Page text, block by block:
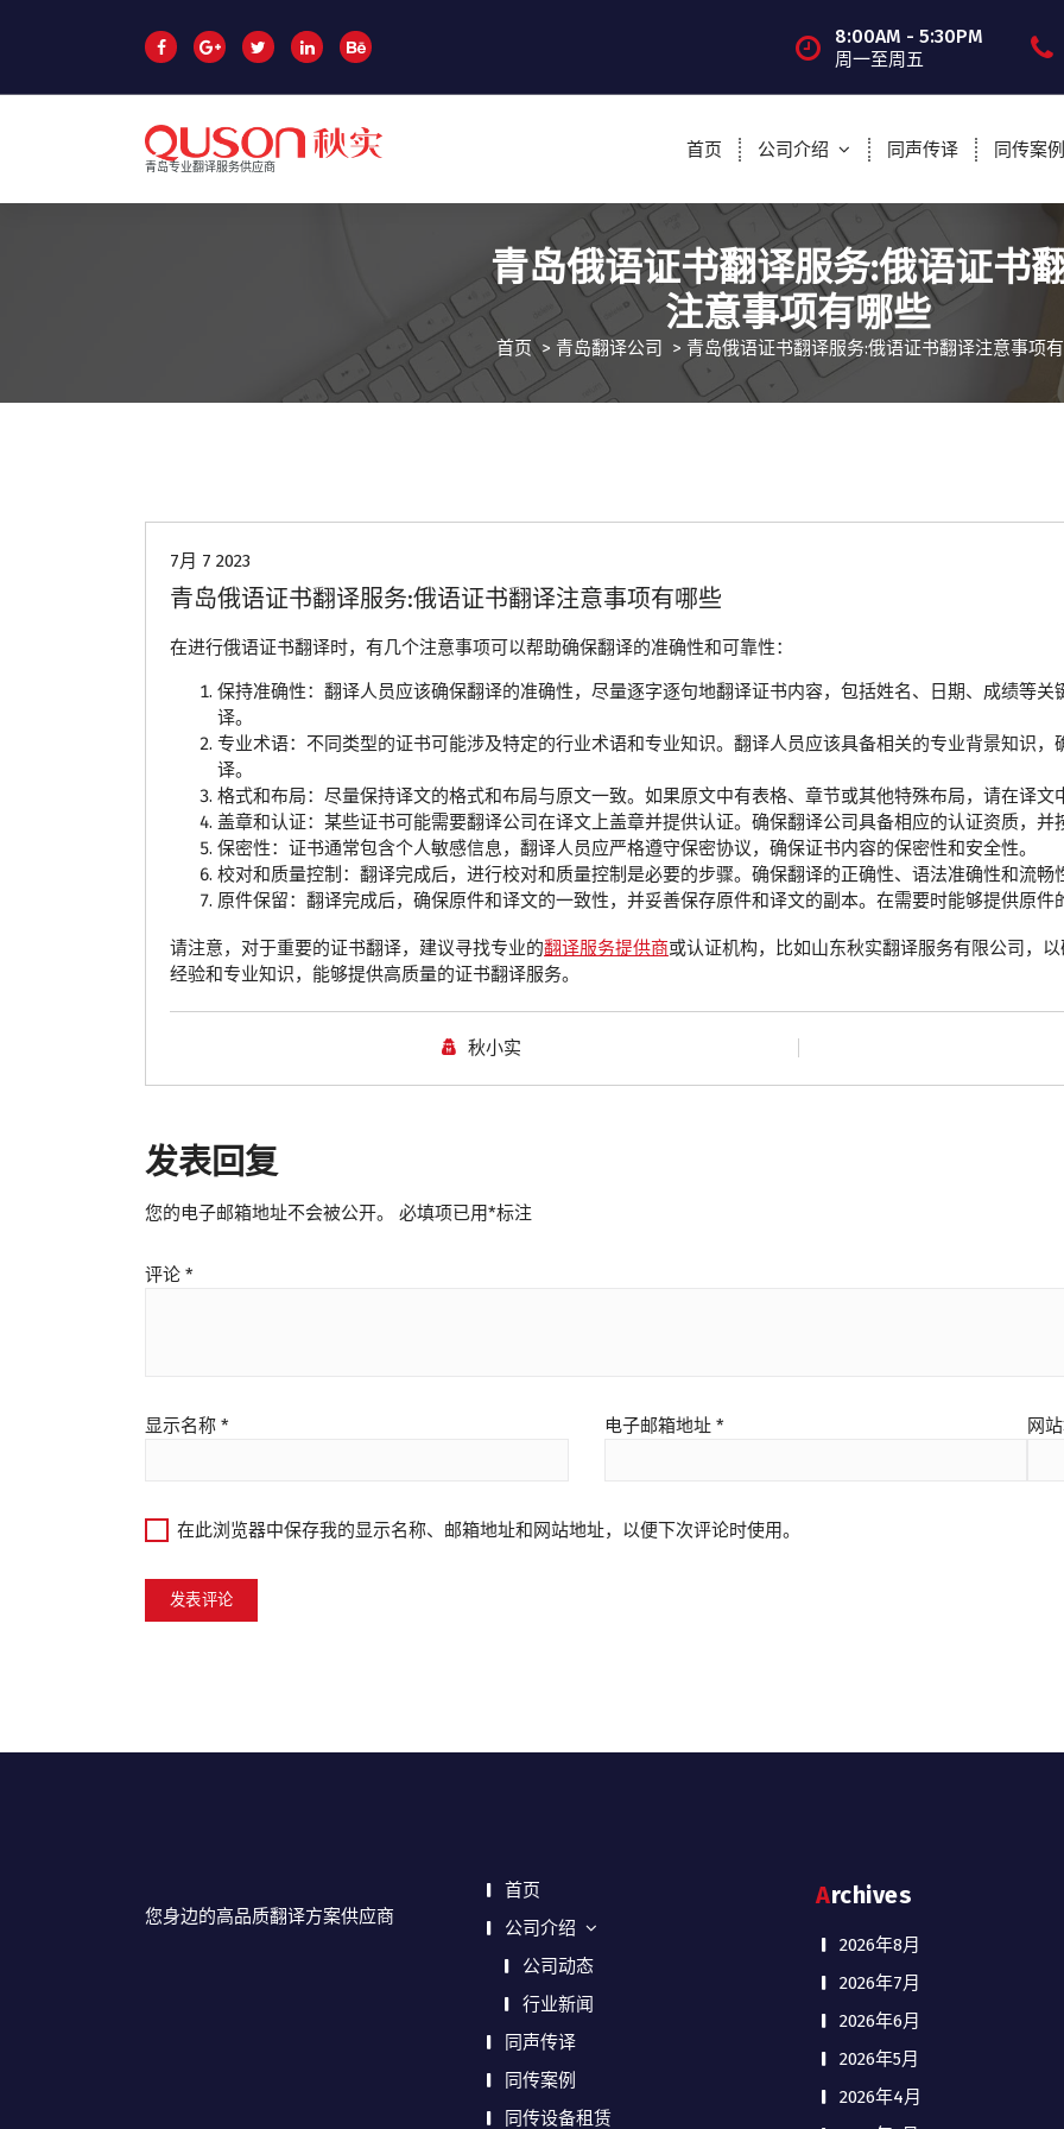
文
8:00AM - 5:30PM
周一至周五
青岛专业翻译服务供应商
首页 公司介绍 同声传译 同传案例
青岛俄语证书翻译服务:俄语证书
注意事项有哪些
首页> 青岛翻译公司 > 青岛俄语证书翻译服务:俄语证书翻译注意事项
7月 7 2023
青岛俄语证书翻译服务:俄语证书翻译注意事项有哪些
在进行俄语证书翻译时，有几个注意事项可以帮助确保翻译的准确性和可靠性：
保持准确性：翻译人员应该确保翻译的准确性，尽量逐字逐句地翻译证书内容，包括姓名、日期、成绩等
译。
专业术语：不同类型的证书可能涉及特定的行业术语和专业知识。翻译人员应该具备相关的专业背景知识
译。
格式和布局：尽量保持译文的格式和布局与原文一致。如果原文中有表格、章节或其他特殊布局，请在译文
盖章和认证：某些证书可能需要翻译公司在译文上盖章并提供认证。确保翻译公司具备相应的认证资质，并
保密性：证书通常包含个人敏感信息，翻译人员应严格遵守保密协议，确保证书内容的保密性和安全性。
校对和质量控制：翻译完成后，进行校对和质量控制是必要的步骤。确保翻译的正确性、语法准确性和流畅
原件保留：翻译完成后，确保原件和译文的一致性，并妥善保存原件和译文的副本。在需要时能够提供原件
请注意，对于重要的证书翻译，建议寻找专业的翻译服务提供商或认证机构，比如山东秋实翻译服务有限公司，
经验和专业知识，能够提供高质量的证书翻译服务。
秋小实
发表回复
您的电子邮箱地址不会被公开。 必填项已用*标注
评论 *
显示名称 * 电子邮箱地址 * 网
在此浏览器中保存我的显示名称、邮箱地址和网站地址，以便下次评论时使用。
您身边的高品质翻译方案供应商
首页
公司介绍
公司动态
行业新闻
同声传译
同传案例
同传设备租赁
Archives
2026年8月
2026年7月
2026年6月
2026年5月
2026年4月